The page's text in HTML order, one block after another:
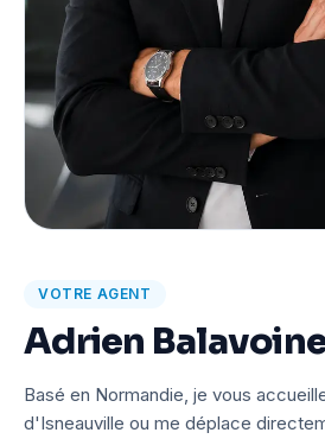
VOTRE AGENT
Adrien
Basé en Normandie, je vous
d'Isneauville ou me déplace